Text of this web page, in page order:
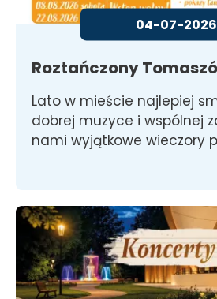
04-07-2026
Roztańczony
Lato w mieście najlepiej
dobrej muzyce i wspólnej
nami wyjątkowe wieczory